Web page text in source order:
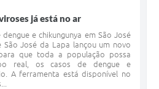
já está no ar
e chikungunya em São José
José da Lapa lançou um novo
que toda a população possa
real, os casos de dengue e
A ferramenta está disponível no